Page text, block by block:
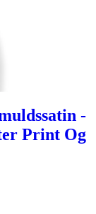
-
Print Og